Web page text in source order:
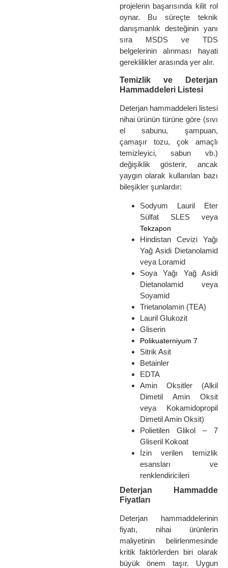
projelerin başarısında kilit rol
oynar. Bu süreçte teknik
danışmanlık desteğinin yanı
sıra MSDS ve TDS
belgelerinin alınması hayati
gereklilikler arasında yer alır.
Temizlik ve Deterjan
Hammaddeleri Listesi
Deterjan hammaddeleri listesi
nihai ürünün türüne göre (sıvı
el sabunu, şampuan,
çamaşır tozu, çok amaçlı
temizleyici, sabun vb.)
değişiklik gösterir, ancak
yaygın olarak kullanılan bazı
bileşikler şunlardır:
Sodyum Lauril Eter
Sülfat SLES veya
Tekzapon
Hindistan Cevizi Yağı
Yağ Asidi Dietanolamid
veya Loramid
Soya Yağı Yağ Asidi
Dietanolamid veya
Soyamid
Trietanolamin (TEA)
Lauril Glukozit
Gliserin
Polikuaterniyum 7
Sitrik Asit
Betainler
EDTA
Amin Oksitler (Alkil
Dimetil Amin Oksit
veya Kokamidopropil
Dimetil Amin Oksit)
Polietilen Glikol – 7
Gliseril Kokoat
İzin verilen temizlik
esansları ve
renklendiricileri
Deterjan Hammadde
Fiyatları
Deterjan hammaddelerinin
fiyatı, nihai ürünlerin
maliyetinin belirlenmesinde
kritik faktörlerden biri olarak
büyük önem taşır. Uygun